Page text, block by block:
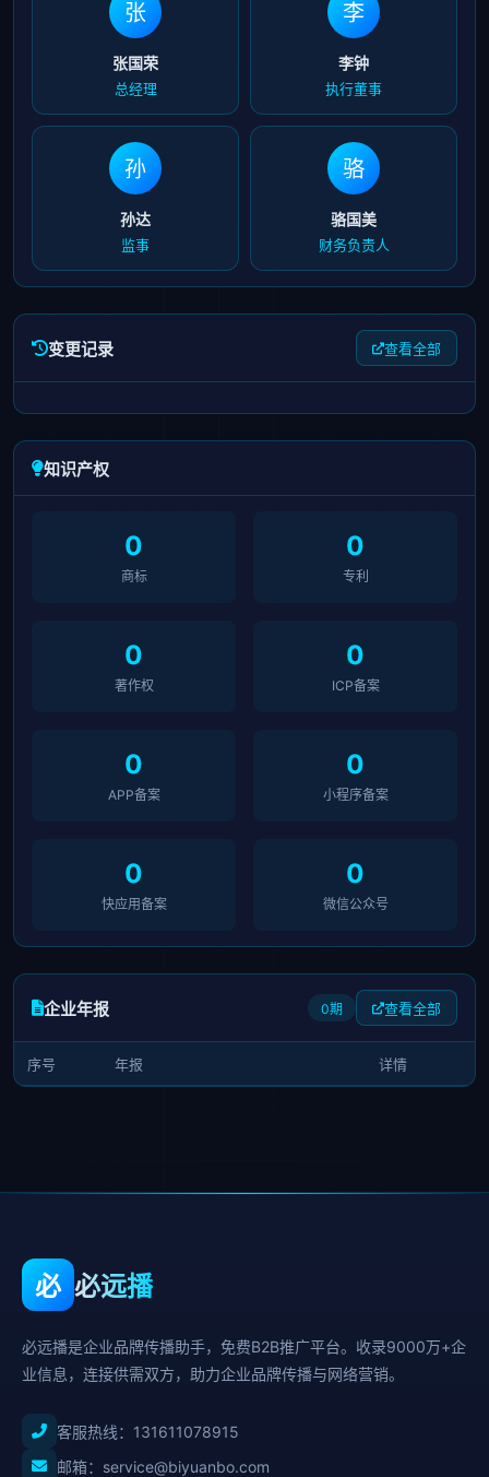
张
张国荣
总经理
李
李钟
执行董事
孙
孙达
监事
骆
骆国美
财务负责人
变更记录 查看全部
知识产权
0
商标
0
专利
0
著作权
0
ICP备案
0
APP备案
0
小程序备案
0
快应用备案
0
微信公众号
企业年报 0期 查看全部
序号 年报 详情
必 必远播
必远播是企业品牌传播助手，免费B2B推广平台。收录9000万+企
业信息，连接供需双方，助力企业品牌传播与网络营销。
客服热线： 131611078915
邮箱：service@biyuanbo.com